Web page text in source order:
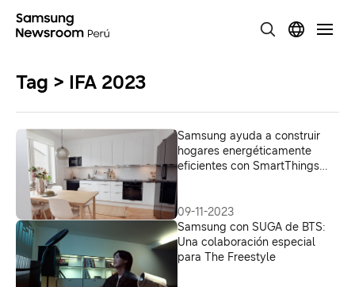
Tag > IFA 2023
Samsung ayuda a construir
hogares energéticamente
eficientes con SmartThings
09-11-2023
Samsung con SUGA de BTS:
Una colaboración especial
para The Freestyle